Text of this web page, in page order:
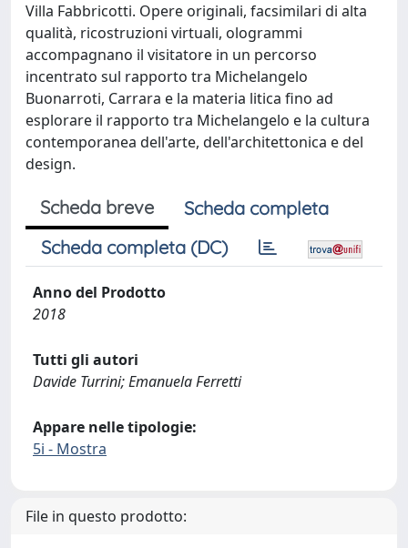
Villa Fabbricotti. Opere originali, facsimilari di alta
qualità, ricostruzioni virtuali, ologrammi
accompagnano il visitatore in un percorso
incentrato sul rapporto tra Michelangelo
Buonarroti, Carrara e la materia litica fino ad
esplorare il rapporto tra Michelangelo e la cultura
contemporanea dell'arte, dell'architettonica e del
design.
Scheda breve
Scheda completa
Scheda completa (DC)
Anno del Prodotto
2018
Tutti gli autori
Davide Turrini; Emanuela Ferretti
Appare nelle tipologie:
5i - Mostra
File in questo prodotto: